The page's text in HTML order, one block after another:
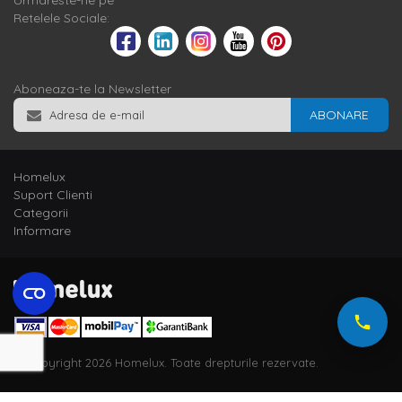
Retelele Sociale:
Aboneaza-te la Newsletter
ABONARE
Homelux
Suport Clienti
Categorii
Informare
© Copyright 2026 Homelux. Toate drepturile rezervate.